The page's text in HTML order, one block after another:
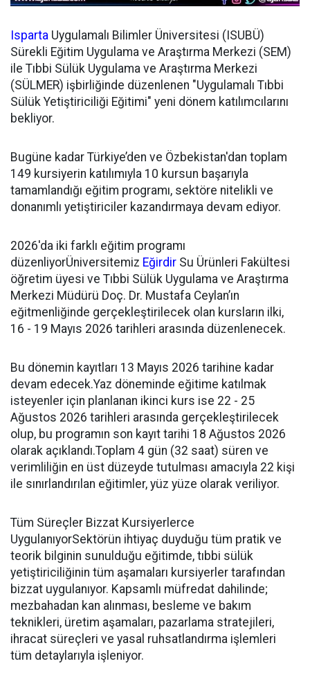
Isparta Uygulamalı Bilimler Üniversitesi (ISUBÜ)
Sürekli Eğitim Uygulama ve Araştırma Merkezi (SEM)
ile Tıbbi Sülük Uygulama ve Araştırma Merkezi
(SÜLMER) işbirliğinde düzenlenen "Uygulamalı Tıbbi
Sülük Yetiştiriciliği Eğitimi" yeni dönem katılımcılarını
bekliyor.
Bugüne kadar Türkiye’den ve Özbekistan'dan toplam
149 kursiyerin katılımıyla 10 kursun başarıyla
tamamlandığı eğitim programı, sektöre nitelikli ve
donanımlı yetiştiriciler kazandırmaya devam ediyor.
2026'da iki farklı eğitim programı
düzenliyorÜniversitemiz Eğirdir Su Ürünleri Fakültesi
öğretim üyesi ve Tıbbi Sülük Uygulama ve Araştırma
Merkezi Müdürü Doç. Dr. Mustafa Ceylan’ın
eğitmenliğinde gerçekleştirilecek olan kursların ilki,
16 - 19 Mayıs 2026 tarihleri arasında düzenlenecek.
Bu dönemin kayıtları 13 Mayıs 2026 tarihine kadar
devam edecek.Yaz döneminde eğitime katılmak
isteyenler için planlanan ikinci kurs ise 22 - 25
Ağustos 2026 tarihleri arasında gerçekleştirilecek
olup, bu programın son kayıt tarihi 18 Ağustos 2026
olarak açıklandı.Toplam 4 gün (32 saat) süren ve
verimliliğin en üst düzeyde tutulması amacıyla 22 kişi
ile sınırlandırılan eğitimler, yüz yüze olarak veriliyor.
Tüm Süreçler Bizzat Kursiyerlerce
UygulanıyorSektörün ihtiyaç duyduğu tüm pratik ve
teorik bilginin sunulduğu eğitimde, tıbbi sülük
yetiştiriciliğinin tüm aşamaları kursiyerler tarafından
bizzat uygulanıyor. Kapsamlı müfredat dahilinde;
mezbahadan kan alınması, besleme ve bakım
teknikleri, üretim aşamaları, pazarlama stratejileri,
ihracat süreçleri ve yasal ruhsatlandırma işlemleri
tüm detaylarıyla işleniyor.